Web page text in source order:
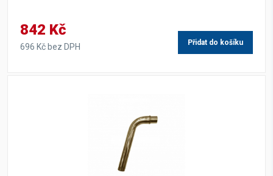
842 Kč
696 Kč bez DPH Přidat do košíku